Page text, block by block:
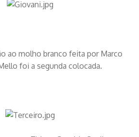
ao molho branco feita por Marco
foi a segunda colocada.